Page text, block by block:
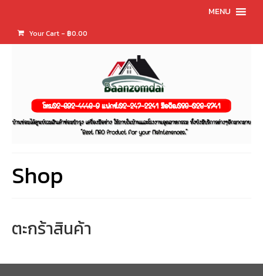
MENU
Your Cart - ฿0.00
Shop
ตะกร้าสินค้า